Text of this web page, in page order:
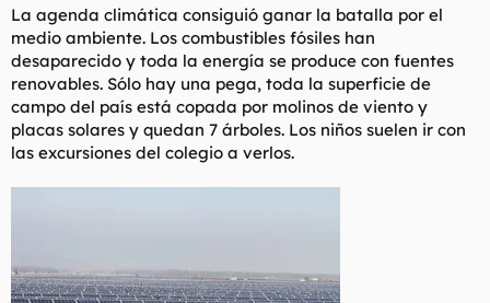
La agenda climática consiguió ganar la batalla por el
medio ambiente. Los combustibles fósiles han
desaparecido y toda la energía se produce con fuentes
renovables. Sólo hay una pega, toda la superficie de
campo del país está copada por molinos de viento y
placas solares y quedan 7 árboles. Los niños suelen ir con
las excursiones del colegio a verlos.